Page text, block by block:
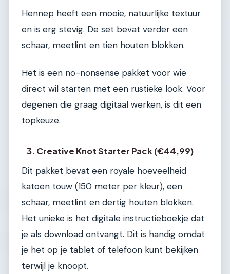
Hennep heeft een mooie, natuurlijke textuur
en is erg stevig. De set bevat verder een
schaar, meetlint en tien houten blokken.
Het is een no-nonsense pakket voor wie
direct wil starten met een rustieke look. Voor
degenen die graag digitaal werken, is dit een
topkeuze.
3. Creative Knot Starter Pack (€44,99)
Dit pakket bevat een royale hoeveelheid
katoen touw (150 meter per kleur), een
schaar, meetlint en dertig houten blokken.
Het unieke is het digitale instructieboekje dat
je als download ontvangt. Dit is handig omdat
je het op je tablet of telefoon kunt bekijken
terwijl je knoopt.